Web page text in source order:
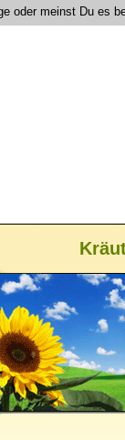
oder meinst Du es